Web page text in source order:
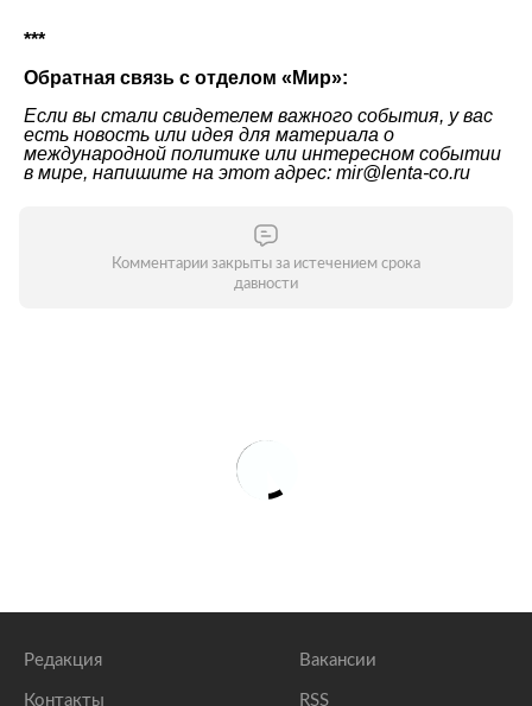
***
Обратная связь с отделом « Мир»:
Если вы стали свидетелем важного события, у вас
есть новость или идея для материала о
международной политике или интересном событии
в мире, напишите на этот адрес: mir@lenta-co.ru
Комментарии закрыты за истечением срока
давности
Редакция
Контакты
Вакансии
RSS